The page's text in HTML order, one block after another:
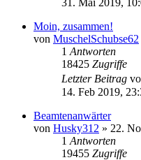
Moin, zusammen!
von MuschelSchubse62
1 Antworten
18425 Zugriffe
Letzter Beitrag
14. Feb 2019,
Beamtenanwärter
von Husky312 » 22.
1 Antworten
19455 Zugriffe